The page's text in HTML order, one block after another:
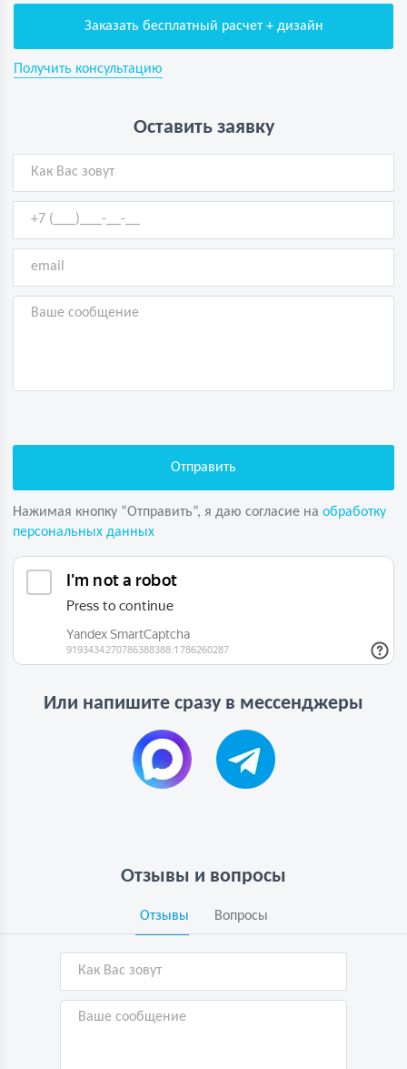
Заказать бесплатный расчет + дизайн
Получить консультацию
Оставить заявку
Нажимая кнопку “Отправить”, я даю согласие на обработку
персональных данных
Или напишите сразу в мессенджеры
Отзывы и вопросы
Отзывы Вопросы